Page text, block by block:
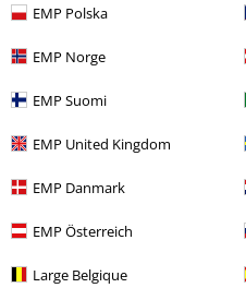
EMP Polska
EMP Norge
EMP Suomi
EMP United Kingdom
EMP Danmark
EMP Österreich
Large Belgique
42% RABATT
Flere kategorier. Flere